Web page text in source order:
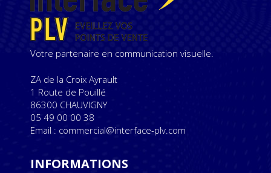
Votre partenaire en communication visuelle.
ZA de la Croix Ayrault
1 Route de Pouillé
86300 CHAUVIGNY
05 49 00 00 38
Email : commercial@interface-plv.com
INFORMATIONS